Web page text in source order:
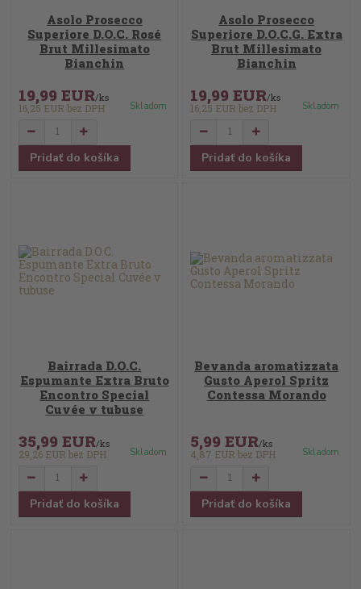
Asolo Prosecco
Superiore D.O.C. Rosé
Brut Millesimato
Bianchin
19,99 EUR/ks
16,25 EUR bez DPH Skladom
Pridať do košíka
Asolo Prosecco
Superiore D.O.C.G. Extra
Brut Millesimato
Bianchin
19,99 EUR/ks
16,25 EURbez DPH Skladom
Pridať do košíka
Bairrada D.O.C.
Espumante Extra Bruto
Encontro Special
Cuvée v tubuse
35,99 EUR/ks
29,26 EUR bez DPH Skladom
Pridať do košíka
Bevanda aromatizzata
Gusto Aperol Spritz
Contessa Morando
5,99 EUR/ks
4,87 EURbez DPH Skladom
Pridať do košíka